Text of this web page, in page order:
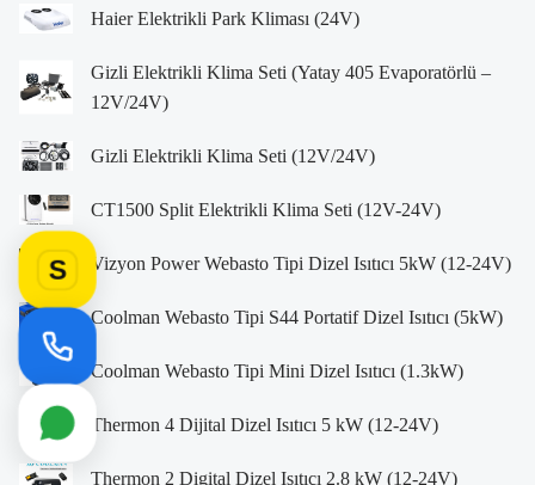
Haier Elektrikli Park Kliması (24V)
Gizli Elektrikli Klima Seti (Yatay 405 Evaporatörlü –
12V/24V)
Gizli Elektrikli Klima Seti (12V/24V)
CT1500 Split Elektrikli Klima Seti (12V-24V)
Vizyon Power Webasto Tipi Dizel Isıtıcı 5kW (12-24V)
Coolman Webasto Tipi S44 Portatif Dizel Isıtıcı (5kW)
Coolman Webasto Tipi Mini Dizel Isıtıcı (1.3kW)
Thermon 4 Dijital Dizel Isıtıcı 5 kW (12-24V)
Thermon 2 Digital Dizel Isıtıcı 2.8 kW (12-24V)
S